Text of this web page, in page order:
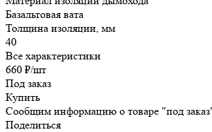
Базальтовая вата
Толщина изоляции, мм
40
Все характеристики
660 ₽/шт
Под заказ
Купить
Сообщим информацию о товаре "под
Поделиться